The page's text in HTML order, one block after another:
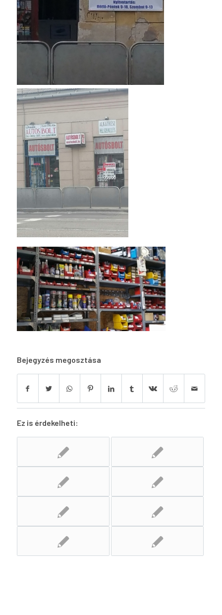
Bejegyzés megosztása
Ez is érdekelheti: